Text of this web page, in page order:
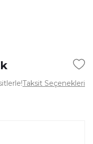
Taksit Seçenekleri